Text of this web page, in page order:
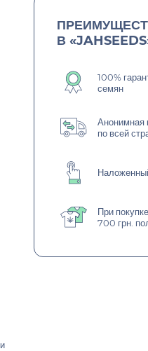
В
100%
семян
Анонимная
по всей
При
700 грн.